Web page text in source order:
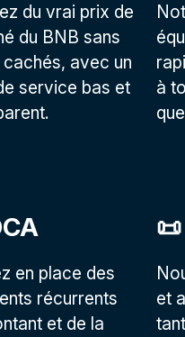
du vrai prix de
du BNB sans
avec un
service bas et
à
en place des
récurrents
et de la
et